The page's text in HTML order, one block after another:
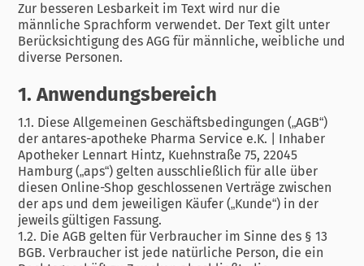
Zur besseren Lesbarkeit im Text wird nur die
männliche Sprachform verwendet. Der Text gilt unter
Berücksichtigung des AGG für männliche, weibliche und
diverse Personen.
1. Anwendungsbereich
1.1. Diese Allgemeinen Geschäftsbedingungen („AGB“)
der antares-apotheke Pharma Service e.K. | Inhaber
Apotheker Lennart Hintz, Kuehnstraße 75, 22045
Hamburg („aps“) gelten ausschließlich für alle über
diesen Online-Shop geschlossenen Verträge zwischen
der aps und dem jeweiligen Käufer („Kunde“) in der
jeweils gültigen Fassung.
1.2. Die AGB gelten für Verbraucher im Sinne des § 13
BGB. Verbraucher ist jede natürliche Person, die ein